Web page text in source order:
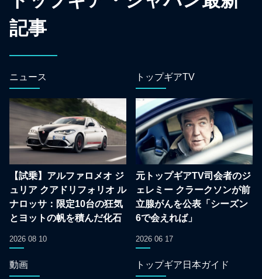
記事
ニュース
【試乗】アルファロメオ ジ
ュリア クアドリフォリオ ル
ナロッサ：限定10台の狂気
とヨットの帆を積んだ化石
2026 08 10
トップギアTV
元トップギアTV司会者のジ
ェレミー クラークソンが前
立腺がんを公表「シーズン
6で会えれば」
2026 06 17
動画 トップギア日本ガイド